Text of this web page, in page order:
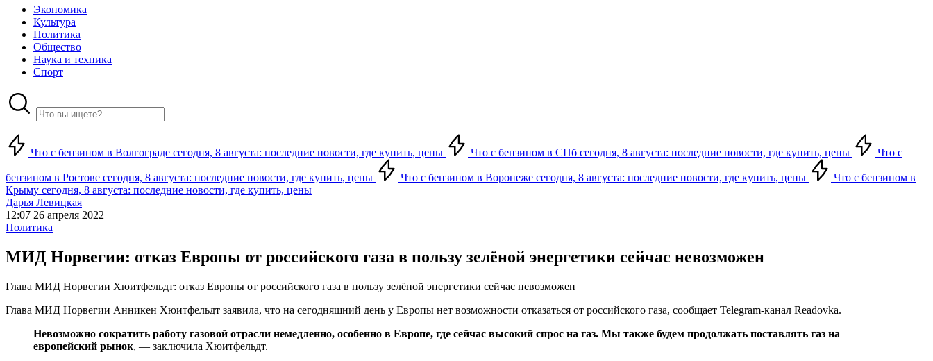
Экономика
Культура
Политика
Общество
Наука и техника
Спорт
Что с бензином в Волгограде сегодня, 8 августа: последние новости, где купить, цены Что с бензином в СПб сегодня, 8 августа: последние новости, где купить, цены Что с
бензином в Ростове сегодня, 8 августа: последние новости, где купить, цены Что с бензином в Воронеже сегодня, 8 августа: последние новости, где купить, цены
Что с бензином в
Крыму сегодня, 8 августа: последние новости, где купить, цены
Дарья Левицкая
12:07 26 апреля 2022
Политика
МИД Норвегии: отказ Европы от российского газа в пользу зелёной энергетики сейчас невозможен
Глава МИД Норвегии Хюитфельдт: отказ Европы от российского газа в пользу зелёной энергетики сейчас невозможен
Глава МИД Норвегии Анникен Хюитфельдт заявила, что на сегодняшний день у Европы нет возможности отказаться от российского газа, сообщает Telegram-канал Readovka.
Невозможно сократить работу газовой отрасли немедленно, особенно в Европе, где сейчас высокий спрос на газ. Мы также будем продолжать поставлять газ на
европейский рынок, — заключила Хюитфельдт.